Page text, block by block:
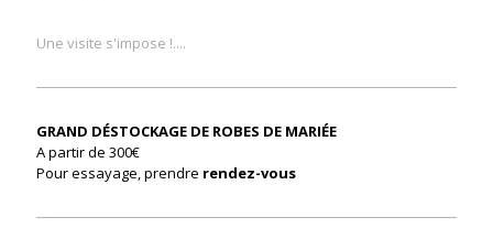
Une visite s'impose !....
GRAND DÉSTOCKAGE DE ROBES DE MARIÉE
A partir de 300€
Pour essayage, prendre rendez-vous